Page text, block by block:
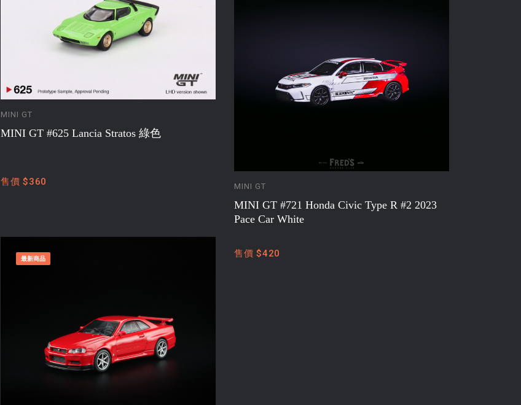
MINI GT
MINI GT #625 Lancia Stratos 綠色
售價 $360 MINI GT
MINI GT #721 Honda Civic Type R #2 2023
Pace Car White
售價 $420
最新商品